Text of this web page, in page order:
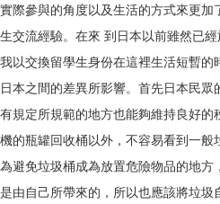
實際參與的角度以及生活的方式來更
生交流經驗。在來 到日本以前雖然已
我以交換留學生身份在這裡生活短暫
日本之間的差異所影響。首先日本民眾
有規定所規範的地方也能夠維持良好的
機的瓶罐回收桶以外，不容易看到一般
為避免垃圾桶成為放置危險物品的地方
是由自己所帶來的，所以也應該將垃圾